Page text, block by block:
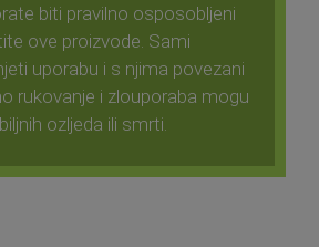
biti pravilno osposobljeni
ove proizvode. Sami
uporabu i s njima povezani
rukovanje i zlouporaba mogu
ozljeda ili smrti.